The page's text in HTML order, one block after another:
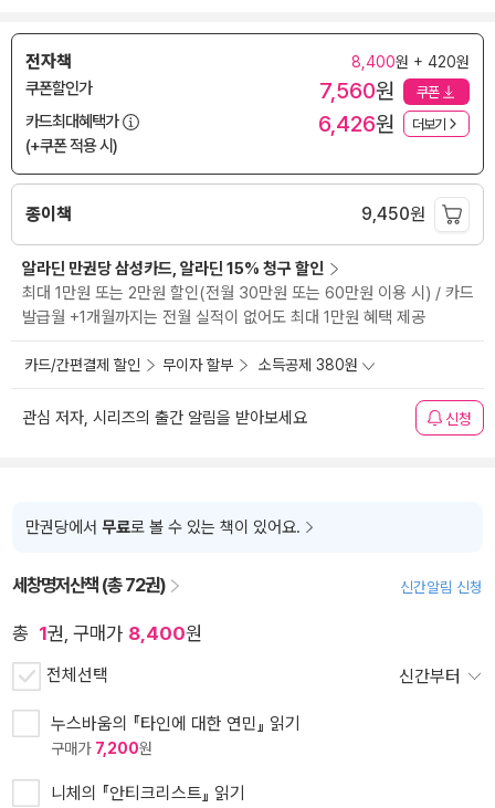
전자책 8,400원 + 420원
쿠폰할인가 7,560원 쿠폰
카드최대혜택가
(+쿠폰 적용 시)
6,426원 더보기
종이책 9,450원
알라딘 만권당 삼성카드, 알라딘 15% 청구 할인
최대 1만원 또는 2만원 할인(전월 30만원 또는 60만원 이용 시) / 카드
발급월 +1개월까지는 전월 실적이 없어도 최대 1만원 혜택 제공
카드/간편결제 할인 무이자 할부 소득공제 380원
관심 저자, 시리즈의 출간 알림을 받아보세요 신청
만권당에서 무료로 볼 수 있는 책이 있어요.
세창명저산책 (총 72권) 신간알림 신청
총 1권, 구매가 8,400원
전체선택 신간부터
누스바움의 『타인에 대한 연민』 읽기
구매가 7,200원
니체의 『안티크리스트』 읽기